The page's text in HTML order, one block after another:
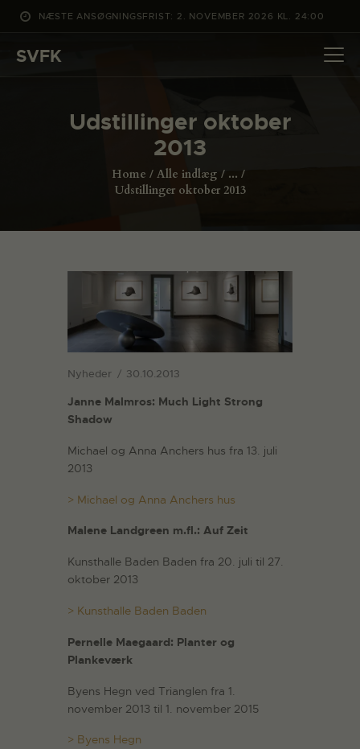
NÆSTE ANSØGNINGSFRIST: 2. NOVEMBER 2026 KL. 24:00
SVFK
Udstillinger oktober
2013
Home Alle indlæg
...
Udstillinger oktober 2013
DET SKER
PROJEKTER
ANSØG
Nyheder 30.10.2013
Janne Malmros: Much Light Strong
Shadow
Michael og Anna Anchers hus fra 13. juli
2013
> Michael og Anna Anchers hus
Malene Landgreen m.fl.: Auf Zeit
Kunsthalle Baden Baden fra 20. juli til 27.
oktober 2013
> Kunsthalle Baden Baden
Pernelle Maegaard: Planter og
Plankeværk
Byens Hegn ved Trianglen fra 1.
november 2013 til 1. november 2015
> Byens Hegn